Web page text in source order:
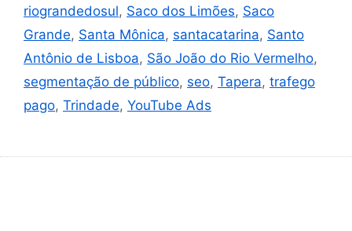
riograndedosul, Saco dos Limões, Saco
Grande, Santa Mônica, santacatarina, Santo
Antônio de Lisboa, São João do Rio Vermelho,
segmentação de público, seo, Tapera, trafego
pago, Trindade, YouTube Ads